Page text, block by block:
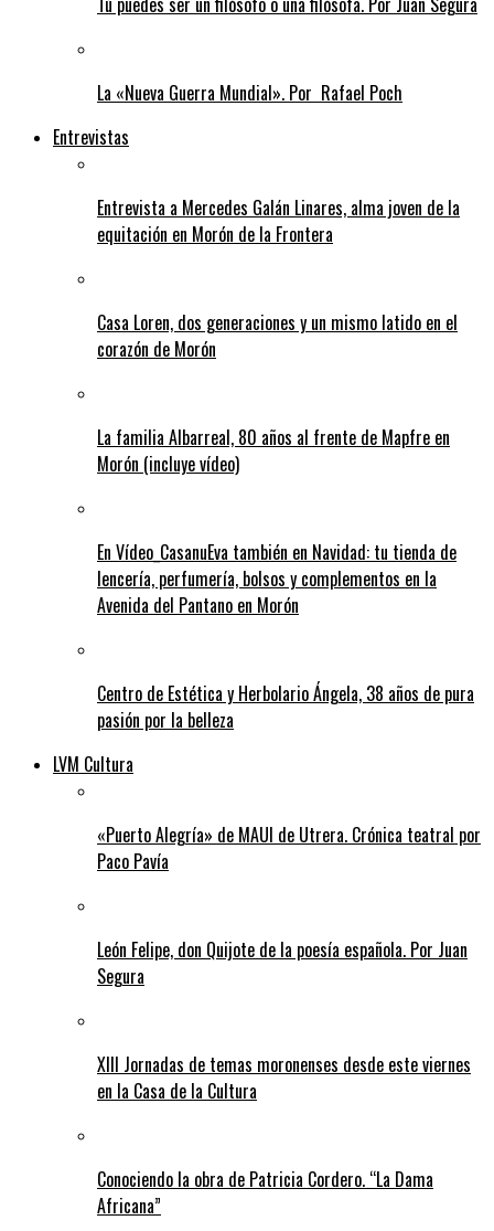
La «Nueva Guerra Mundial». Por Rafael Poch
Entrevistas
Entrevista a Mercedes Galán Linares, alma joven de la
equitación en Morón de la Frontera
Casa Loren, dos generaciones y un mismo latido en el
corazón de Morón
La familia Albarreal, 80 años al frente de Mapfre en
Morón (incluye vídeo)
En Vídeo_CasanuEva también en Navidad: tu tienda de
lencería, perfumería, bolsos y complementos en la
Avenida del Pantano en Morón
Centro de Estética y Herbolario Ángela, 38 años de pura
pasión por la belleza
LVM Cultura
«Puerto Alegría» de MAUI de Utrera. Crónica teatral por
Paco Pavía
León Felipe, don Quijote de la poesía española. Por Juan
Segura
XIII Jornadas de temas moronenses desde este viernes
en la Casa de la Cultura
Conociendo la obra de Patricia Cordero. “La Dama
Africana”